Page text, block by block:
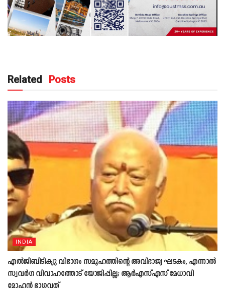
Related Posts
INDIA
എൽജിബിടിക്യു വിഭാഗം സമൂഹത്തിന്റെ അവിഭാജ്യ ഘടകം, എന്നാൽ
സ്വവർഗ വിവാഹത്തോട് യോജിപ്പില്ല; ആർഎസ്എസ് മേധാവി
മോഹൻ ഭാഗവത്